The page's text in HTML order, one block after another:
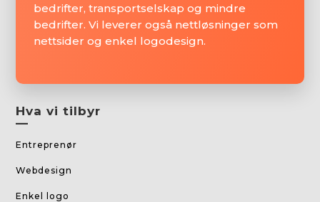
bedrifter, transportselskap og mindre
bedrifter. Vi leverer også nettløsninger som
nettsider og enkel logodesign.
Hva vi tilbyr
—
Entreprenør
Webdesign
Enkel logo